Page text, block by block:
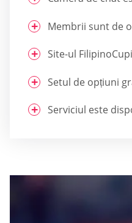
Membrii sunt de
Site-ul
Setul de opțiuni
Serviciul este